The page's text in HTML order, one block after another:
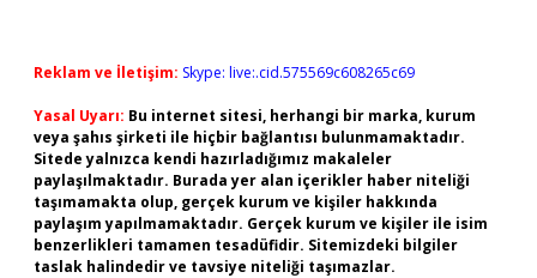
Reklam ve İletişim: Skype: live:.cid.575569c608265c69
Yasal Uyarı: Bu internet sitesi, herhangi bir marka, kurum
veya şahıs şirketi ile hiçbir bağlantısı bulunmamaktadır.
Sitede yalnızca kendi hazırladığımız makaleler
paylaşılmaktadır. Burada yer alan içerikler haber niteliği
taşımamakta olup, gerçek kurum ve kişiler hakkında
paylaşım yapılmamaktadır. Gerçek kurum ve kişiler ile isim
benzerlikleri tamamen tesadüfidir. Sitemizdeki bilgiler
taslak halindedir ve tavsiye niteliği taşımazlar.